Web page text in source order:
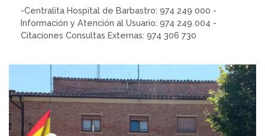
-Centralita Hospital de Barbastro: 974 249 000 -
Información y Atención al Usuario: 974 249 004 -
Citaciones Consultas Externas: 974 306 730